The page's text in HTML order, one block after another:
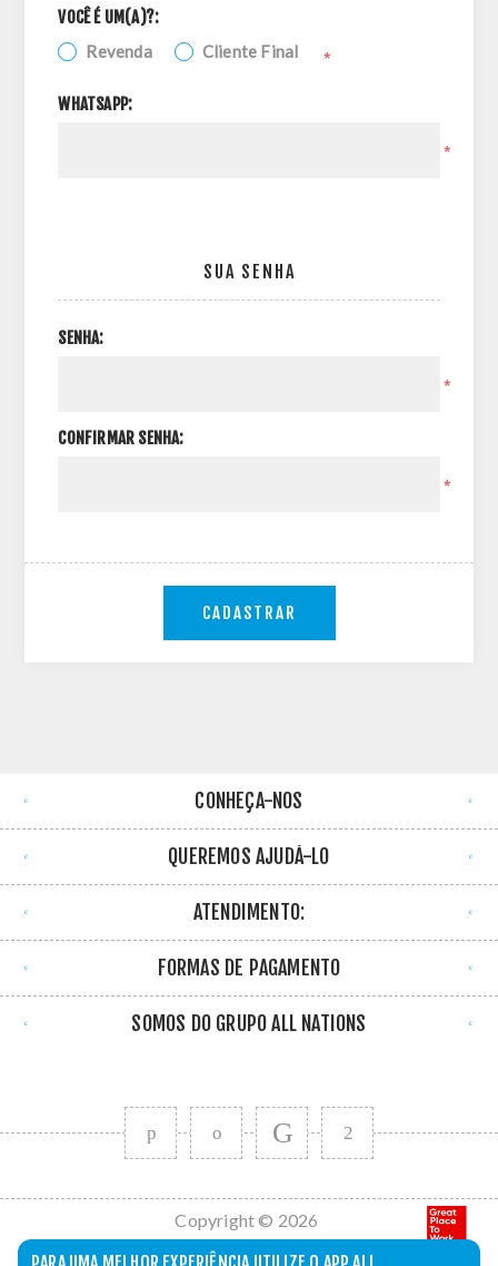
VOCÊ É UM(A)?:
Revenda Cliente Final *
WHATSAPP:
*
SUA SENHA
SENHA:
*
CONFIRMAR SENHA:
*
CADASTRAR
CONHEÇA-NOS
QUEREMOS AJUDÁ-LO
ATENDIMENTO:
FORMAS DE PAGAMENTO
SOMOS DO GRUPO ALL NATIONS
Copyright © 2026
All Nations. Todos